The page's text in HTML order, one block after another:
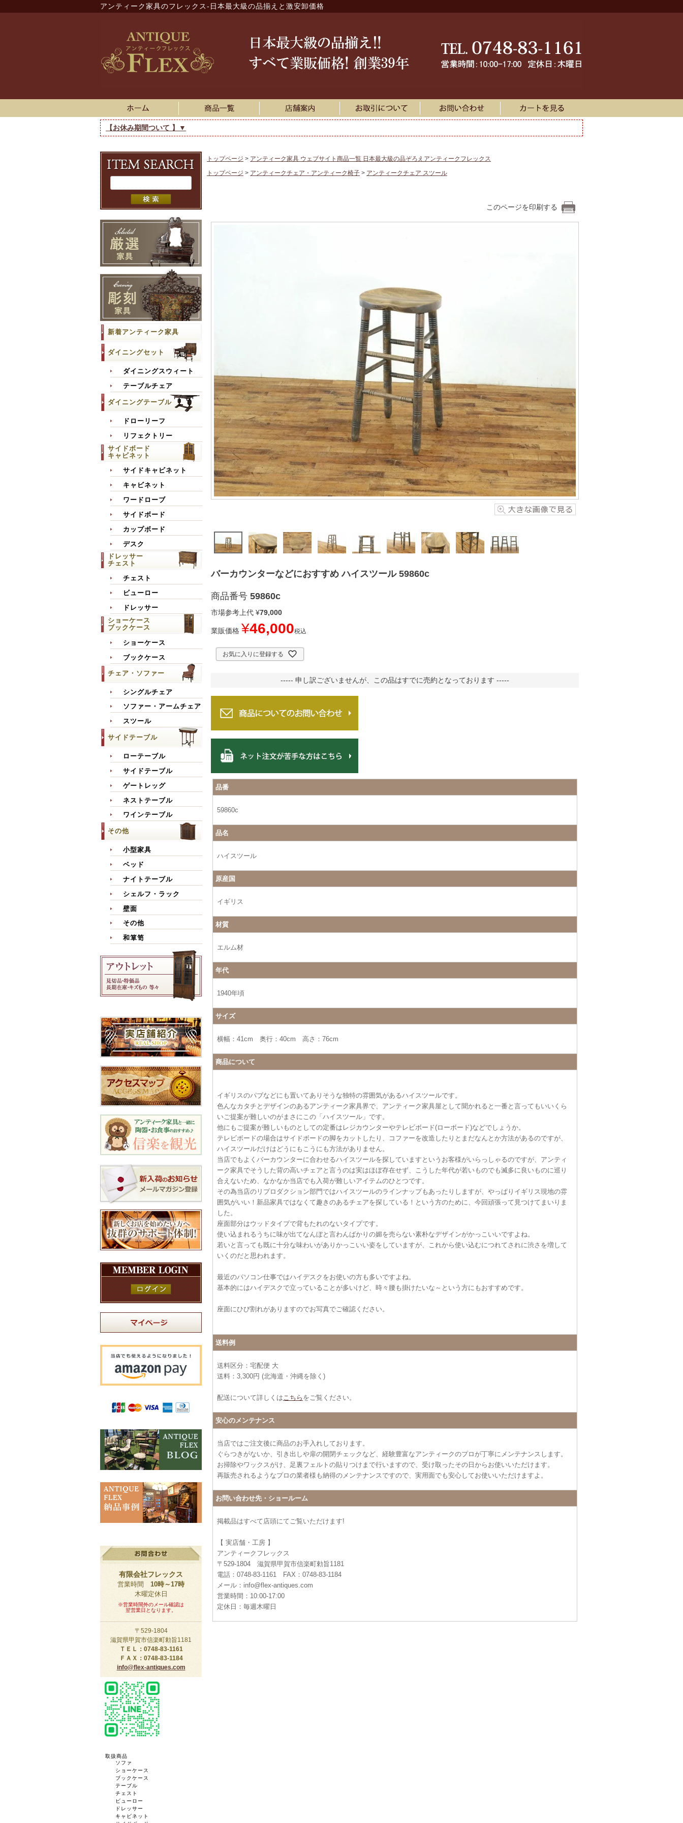
アンティーク家具のフレックス-日本最大級の品揃えと激安卸価格
【お休み期間ついて 】▼
新着アンティーク家具
ダイニングセット
ダイニングスウィート
テーブルチェア
ダイニングテーブル
ドローリーフ
リフェクトリー
サイドボード
キャビネット
サイドキャビネット
キャビネット
ワードローブ
サイドボード
カップボード
デスク
ドレッサー
チェスト
チェスト
ビューロー
ドレッサー
ショーケース
ブックケース
ショーケース
ブックケース
チェア・ソファー
シングルチェア
ソファー・アームチェア
スツール
サイドテーブル
ローテーブル
サイドテーブル
ゲートレッグ
ネストテーブル
ワインテーブル
その他
小型家具
ベッド
ナイトテーブル
シェルフ・ラック
壁面
その他
和箪笥
有限会社フレックス
営業時間 10時～17時
木曜定休日
※営業時間外のメール確認は
翌営業日となります。
〒529-1804
滋賀県甲賀市信楽町勅旨1181
ＴＥＬ：0748-83-1161
ＦＡＸ：0748-83-1184
info@flex-antiques.com
取扱商品
ソファ
ショーケース
ブックケース
テーブル
チェスト
ビューロー
ドレッサー
キャビネット
トップページ
アンティーク家具 ウェブサイト商品一覧 日本最大級の品ぞろえアンティークフレックス
トップページ
アンティークチェア・アンティーク椅子 アンティークチェア スツール
このページを印刷する
バーカウンターなどにおすすめ ハイスツール 59860c
商品番号 59860c
市場参考上代 ¥79,000
業販価格 ¥46,000税込
お気に入りに登録する
----- 申し訳ございませんが、この品はすでに売約となっております -----
品番
59860c
品名
ハイスツール
原産国
イギリス
材質
エルム材
年代
1940年頃
サイズ
横幅：41cm 奥行：40cm 高さ：76cm
商品について
イギリスのパブなどにも置いてありそうな独特の雰囲気があるハイスツールです。
色んなカタチとデザインのあるアンティーク家具界で、アンティーク家具屋として聞かれると一番と言ってもいいくら
いご提案が難しいのがまさにこの「ハイスツール」です。
他にもご提案が難しいものとしての定番はレジカウンターやテレビボード(ローボード)などでしょうか。
テレビボードの場合はサイドボードの脚をカットしたり、コファーを改造したりとまだなんとか方法があるのですが、
ハイスツールだけはどうにもこうにも方法がありません。
当店でもよくバーカウンターに合わせるハイスツールを探していますというお客様がいらっしゃるのですが、アンティ
ーク家具でそうした背の高いチェアと言うのは実はほぼ存在せず、こうした年代が若いものでも滅多に良いものに巡り
合えないため、なかなか当店でも入荷が難しいアイテムのひとつです。
その為当店のリプロダクション部門ではハイスツールのラインナップもあったりしますが、やっぱりイギリス現地の雰
囲気がいい！新品家具ではなくて趣きのあるチェアを探している！という方のために、今回頑張って見つけてまいりま
した。
座面部分はウッドタイプで背もたれのないタイプです。
使い込まれるうちに味が出てなんぼと言わんばかりの媚を売らない素朴なデザインがかっこいいですよね。
若いと言っても既に十分な味わいがありかっこいい姿をしていますが、これから使い込むにつれてされに渋さを増して
いくのだと思われます。
最近のパソコン仕事ではハイデスクをお使いの方も多いですよね。
基本的にはハイデスクで立っていることが多いけど、時々腰も掛けたいな～という方にもおすすめです。
座面にひび割れがありますのでお写真でご確認ください。
送料例
送料区分：宅配便 大
送料：3,300円 (北海道・沖縄を除く)
配送について詳しくは こちら をご覧ください。
安心のメンテナンス
当店ではご注文後に商品のお手入れしております。
ぐらつきがないか、引き出しや扉の開閉チェックなど、経験豊富なアンティークのプロが丁寧にメンテナンスします。
お掃除やワックスがけ、足裏フェルトの貼りつけまで行いますので、受け取ったその日からお使いいただけます。
再販売されるようなプロの業者様も納得のメンテナンスですので、実用面でも安心してお使いいただけますよ。
お問い合わせ先・ショールーム
掲載品はすべて店頭にてご覧いただけます!
【 実店舗・工房 】
アンティークフレックス
〒529-1804 滋賀県甲賀市信楽町勅旨1181
電話：0748-83-1161 FAX：0748-83-1184
メール：info@flex-antiques.com
営業時間：10:00-17:00
定休日：毎週木曜日